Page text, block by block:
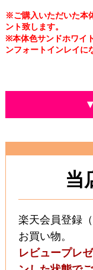
※ご購入いただいた本
ント致します。
※本体色サンドホワイ
ンフォートインレイに
当
楽天会員登録
お買い物。
レビュープレ